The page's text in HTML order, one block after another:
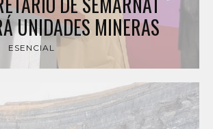
UNIDADES MINERAS
ESENCIAL